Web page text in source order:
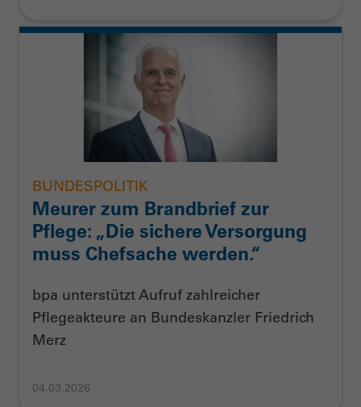
BUNDESPOLITIK
Meurer zum Brandbrief zur
Pflege: „Die sichere Versorgung
muss Chefsache werden.“
bpa unterstützt Aufruf zahlreicher
Pflegeakteure an Bundeskanzler Friedrich
Merz
04.03.2026